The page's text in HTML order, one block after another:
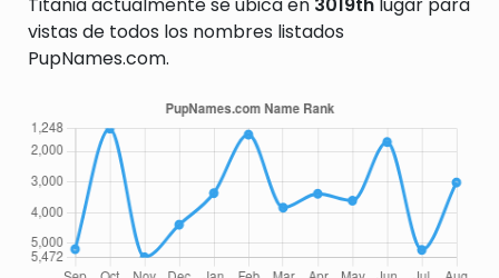
vistas de todos los nombres listados
PupNames.com.